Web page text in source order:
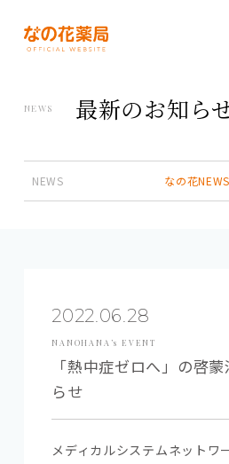
NEWS 最新のお知ら
NEWS なの花NEWS
2022.06.28
NANOHANA’s EVENT
「熱中症ゼロへ」の啓
らせ
メディカルシステムネットワ